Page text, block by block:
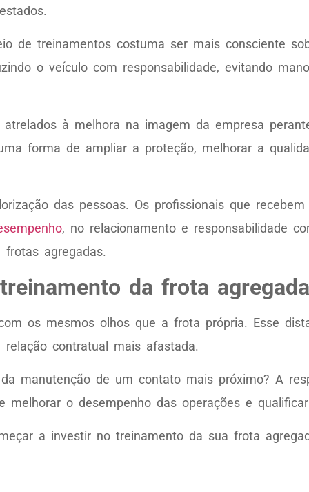
de treinamentos costuma ser mais consciente
o veículo com responsabilidade, evitando
à melhora na imagem da empresa
forma de ampliar a proteção, melhorar a
das pessoas. Os profissionais que
, no relacionamento e responsabilidade
agregadas.
da frota agregada
os mesmos olhos que a frota própria. Esse
contratual mais afastada.
manutenção de um contato mais próximo? A
o desempenho das operações e
a investir no treinamento da sua frota